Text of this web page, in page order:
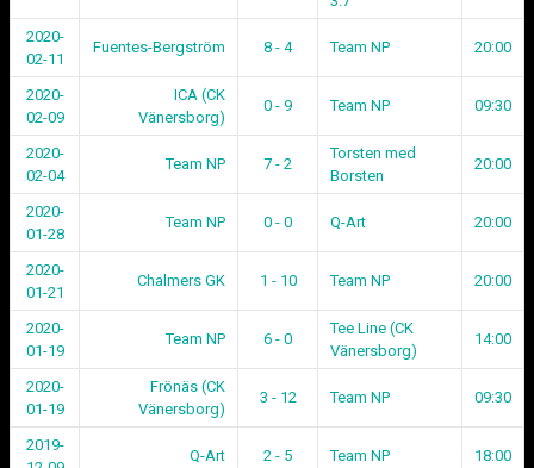
2020-
02-11
Fuentes-Bergström 8 - 4 Team NP 20:00
2020-
02-09
ICA (CK
Vänersborg)
0 - 9 Team NP 09:30
2020-
02-04
Team NP 7 - 2
Torsten med
Borsten
20:00
2020-
01-28
Team NP 0 - 0 Q-Art 20:00
2020-
01-21
Chalmers GK 1 - 10 Team NP 20:00
2020-
01-19
Team NP 6 - 0
Tee Line (CK
Vänersborg)
14:00
2020-
01-19
Frönäs (CK
Vänersborg)
3 - 12 Team NP 09:30
2019-
Q-Art 2 - 5 Team NP 18:00